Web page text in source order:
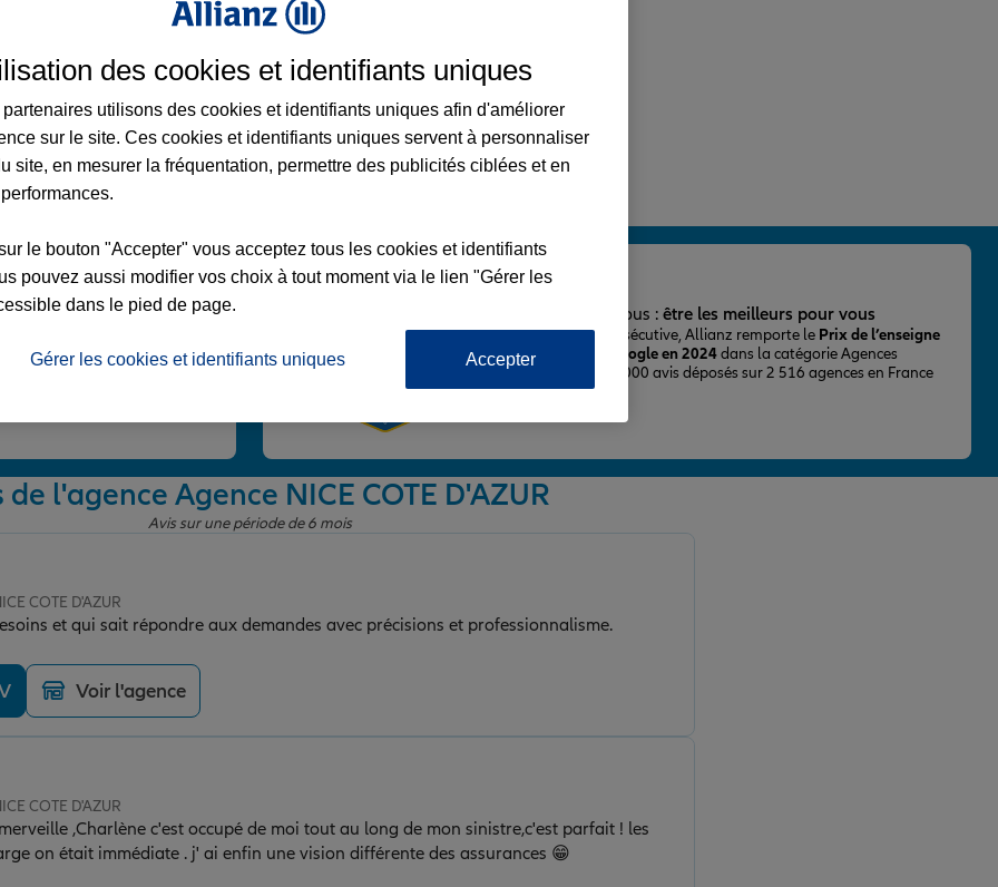
D'AZUR
- 18:00
Voir l'agence
COTE D'AZUR
L'important pour nous : être les meilleurs pour vous
Pour la 2ème fois consécutive, Allianz remporte le Prix de l’enseigne
la mieux notée sur Google en 2024dans la catégorie Agences
d’Assurance, avec 43 000 avis déposés sur 2 516 agences en France
et une note de 4,86/5.
de l'agence Agence NICE COTE D'AZUR
Avis sur une période de 6 mois
COTE D'AZUR
et qui sait répondre aux demandes avec précisions et professionnalisme.
Voir l'agence
COTE D'AZUR
tout au long de mon sinistre,c'est parfait ! les
on était immédiate . j' ai enfin une vision différente des assurances 😁
des cookies et identifiants uniques
partenaires utilisons des cookies et identifiants uniques afin d'améliorer
sur le site. Ces cookies et identifiants uniques servent à personnaliser
site, en mesurer la fréquentation, permettre des publicités ciblées et en
le bouton "Accepter" vous acceptez tous les cookies et identifiants
pouvez aussi modifier vos choix à tout moment via le lien "Gérer les
dans le pied de page.
Gérer les cookies et identifiants uniques Accepter